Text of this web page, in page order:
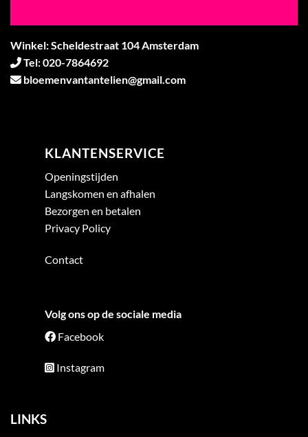
Winkel: Scheldestraat 104 Amsterdam
Tel: 020-7864692
bloemenvantantelien@gmail.com
KLANTENSERVICE
Openingstijden
Langskomen en afhalen
Bezorgen en betalen
Privacy Policy
Contact
Volg ons op de sociale media
Facebook
Instagram
LINKS